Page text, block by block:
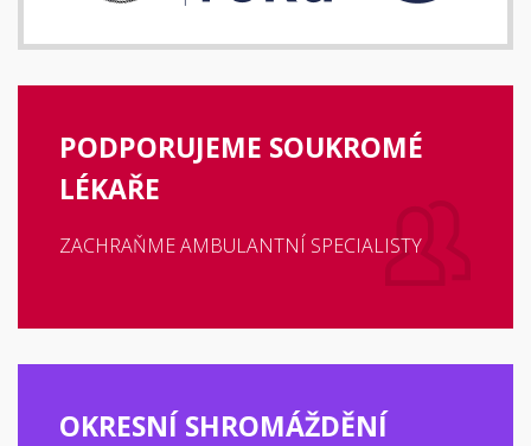
PODPORUJEME SOUKROMÉ
LÉKAŘE
ZACHRAŇME AMBULANTNÍ SPECIALISTY
OKRESNÍ SHROMÁŽDĚNÍ